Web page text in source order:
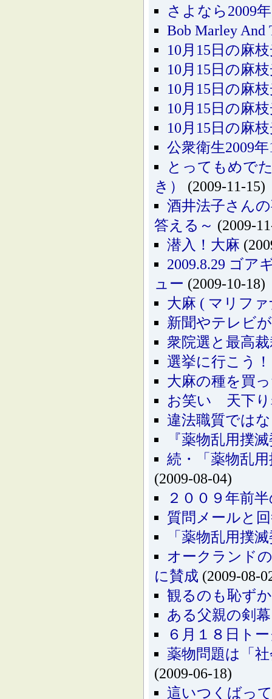
さよなら2009
Bob Marley And
10月15日の麻
10月15日の麻
10月15日の麻
10月15日の麻
10月15日の麻
公衆衛生2009
とってもめで
き）
(2009-11-15)
酒井法子さん
答える～ (2009-
潜入！大麻
2009.8.29 ゴア
ュー (2009-10-18)
大麻 ( マリフ
新聞やテレビ
衆院選と最高
選挙に行こう
大麻の種を買
お笑い 天下り
違法職質では
『薬物乱用撲
続・「薬物乱
(2009-08-04)
２００９年前
質問メールと
「薬物乱用撲
オークランド
に賛成 (2009-08-
観るのも恥ず
ある父親の剣幕
６月１８日ト
薬物問題は「
(2009-06-18)
這いつくばっ